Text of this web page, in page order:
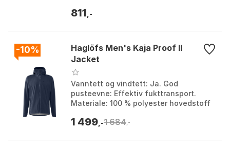
Farge: Night ...
811 ,-
-10%
Haglöfs Men's Kaja Proof II
Jacket
Vanntett og vindtett: Ja. God
pusteevne: Effektiv fukttransport.
Materiale: 100 % polyester hovedstoff
avviser smuss og va...
1 499 ,-1 684 ,-